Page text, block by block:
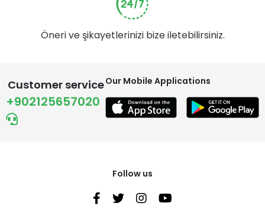
Öneri ve şikayetlerinizi bize iletebilirsiniz.
Customer service
+902125657020
Our Mobile Applications
Follow us